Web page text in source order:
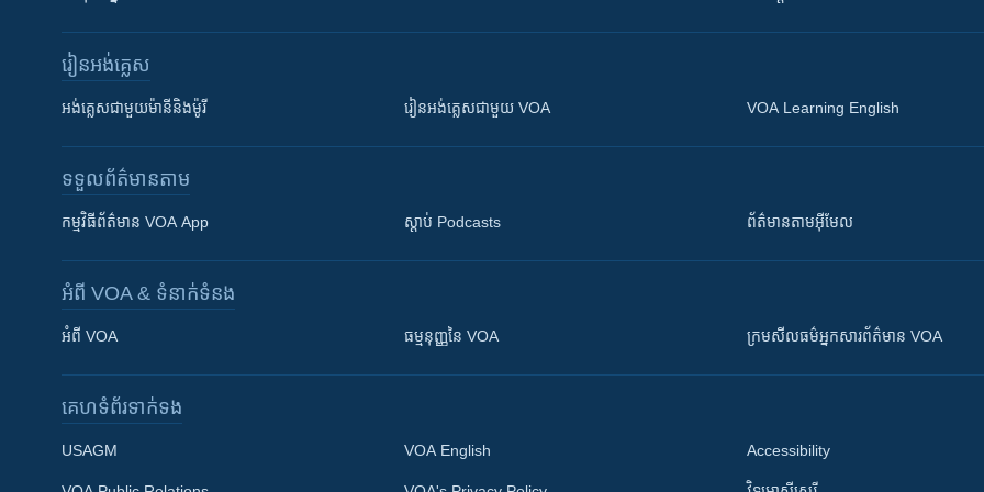
រៀន​​អង់គ្លេស
អង់គ្លេស​ជាមួយ​ម៉ានី​និង​ម៉ូរី រៀន​​​​​​អង់គ្លេស​​ជាមួយ VOA VOA Learning English
ទទួល​ព័ត៌មាន​តាម
កម្មវិធី​ព័ត៌មាន VOA App ស្តាប់ Podcasts ព័ត៌មាន​តាម​អ៊ីមែល
អំពី​ VOA & ទំនាក់ទំនង
អំពី​ VOA ធម្មនុញ្ញ​នៃ VOA ក្រម​​​សីលធម៌​​​អ្នក​​​សារព័ត៌មាន VOA
គេហទំព័រ​​ទាក់ទង
USAGM VOA English Accessibility